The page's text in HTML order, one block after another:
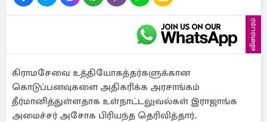
விளம்பரம்
கிராமசேவை உத்தியோகத்தர்களுக்கான
கொடுப்பனவுகளை அதிகரிக்க அரசாங்கம்
தீர்மானித்துள்ளதாக உள்நாட்டலுவல்கள் இராஜாங்க
அமைச்சர் அசோக பிரியந்த தெரிவித்தார்.